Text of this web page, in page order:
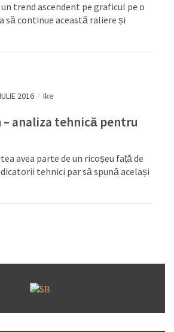
trend ascendent pe graficul pe o
să continue această raliere și
2016 / Ike
analiza tehnică pentru
avea parte de un ricoșeu față de
tehnici par să spună același